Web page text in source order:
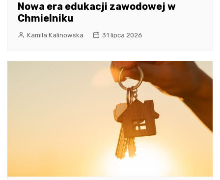
Nowa era edukacji zawodowej w
Chmielniku
Kamila Kalinowska 31 lipca 2026